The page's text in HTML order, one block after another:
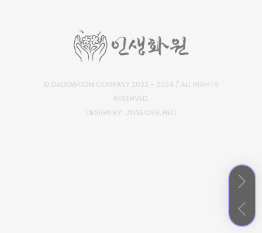
© DADOWOOM COMPANY 2022 - 2024 / ALL RIGHTS
RESERVED.
DESIGN BY: JINSEONG, HEO